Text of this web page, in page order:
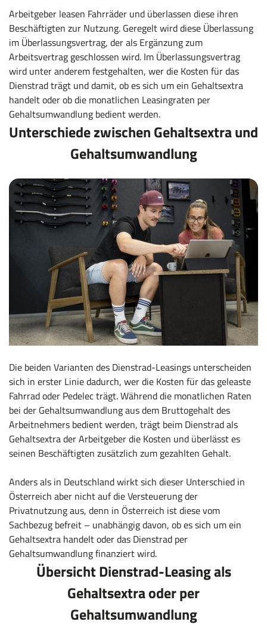
Arbeitgeber leasen Fahrräder und überlassen diese ihren
Beschäftigten zur Nutzung. Geregelt wird diese Überlassung
im Überlassungsvertrag, der als Ergänzung zum
Arbeitsvertrag geschlossen wird. Im Überlassungsvertrag
wird unter anderem festgehalten, wer die Kosten für das
Dienstrad trägt und damit, ob es sich um ein Gehaltsextra
handelt oder ob die monatlichen Leasingraten per
Gehaltsumwandlung bedient werden.
Unterschiede zwischen Gehaltsextra und
Gehaltsumwandlung
Die beiden Varianten des Dienstrad-Leasings unterscheiden
sich in erster Linie dadurch, wer die Kosten für das geleaste
Fahrrad oder Pedelec trägt. Während die monatlichen Raten
bei der Gehaltsumwandlung aus dem Bruttogehalt des
Arbeitnehmers bedient werden, trägt beim Dienstrad als
Gehaltsextra der Arbeitgeber die Kosten und überlässt es
seinen Beschäftigten zusätzlich zum gezahlten Gehalt.
Anders als in Deutschland wirkt sich dieser Unterschied in
Österreich aber nicht auf die Versteuerung der
Privatnutzung aus, denn in Österreich ist diese vom
Sachbezug befreit – unabhängig davon, ob es sich um ein
Gehaltsextra handelt oder das Dienstrad per
Gehaltsumwandlung finanziert wird.
Übersicht Dienstrad-Leasing als
Gehaltsextra oder per
Gehaltsumwandlung